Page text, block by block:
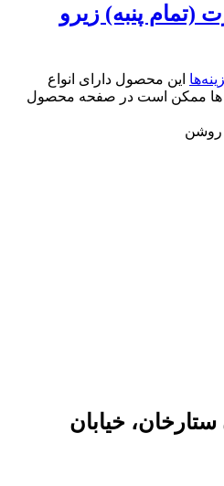
پنبه) زیرو
این محصول دارای انواع
ها ممکن است در صفحه محصول
ستارخان، خیابان